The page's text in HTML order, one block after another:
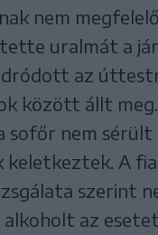
nem
uralmát a
az
között állt
sofőr nem sérült
keletkeztek. A
szerint
az esetet